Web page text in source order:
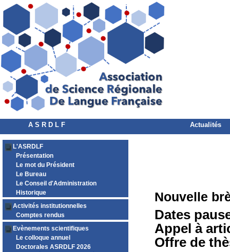
A S R D L F Actualités
L'ASRDLF
Présentation
Le mot du Président
Le Bureau
Le Conseil d'Administration
Historique
Activités institutionnelles
Comptes rendus
Evènements scientifiques
Le colloque annuel
Doctorales ASRDLF 2026
Nouvelle
Dates
Appel à
Offre de